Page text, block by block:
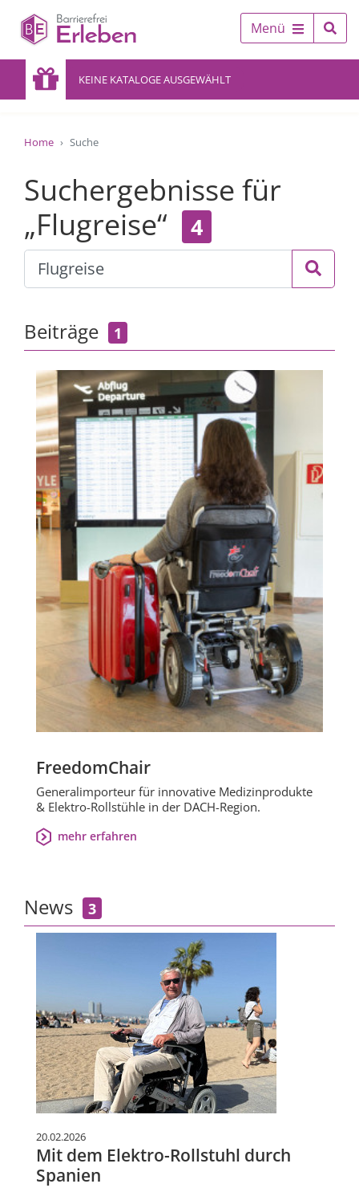
Menü
KEINE KATALOGE AUSGEWÄHLT
Home Suche
Suchergebnisse für
„Flugreise“
4
Beiträge 1
FreedomChair
Generalimporteur für innovative Medizinprodukte
& Elektro-Rollstühle in der DACH-Region.
mehr erfahren
News 3
20.02.2026
Mit dem Elektro-Rollstuhl durch
Spanien